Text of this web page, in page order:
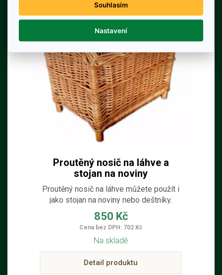
Proutěný nosič na láhve a
stojan na noviny
Proutěný nosič na láhve můžete použít i
jako stojan na noviny nebo deštníky.
Přírodní materiál a přítomnost
proutěného dřeva vytváří v pokoji
jedinečnou atmosféru. Pro výrobu
stojanu na noviny byly použity pouze
kvalitní přírodní suroviny.
850 Kč
Cena bez DPH: 702 Kč
Na skladě
Detail produktu
Souhlasím
Nastavení